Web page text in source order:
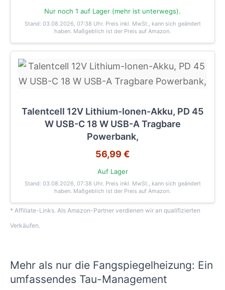
Nur noch 1 auf Lager (mehr ist unterwegs).
Stand: 03.08.2026, 07:38 Uhr. Preis inkl. MwSt., kann sich geändert
haben. Maßgeblich ist der Preis auf Amazon.
Talentcell 12V Lithium-Ionen-Akku, PD 45
W USB-C 18 W USB-A Tragbare
Powerbank,
56,99 €
Auf Lager
Stand: 03.08.2026, 07:38 Uhr. Preis inkl. MwSt., kann sich geändert
haben. Maßgeblich ist der Preis auf Amazon.
* Affiliate-Links. Als Amazon-Partner verdienen wir an qualifizierten
Verkäufen.
Mehr als nur die Fangspiegelheizung: Ein
umfassendes Tau-Management